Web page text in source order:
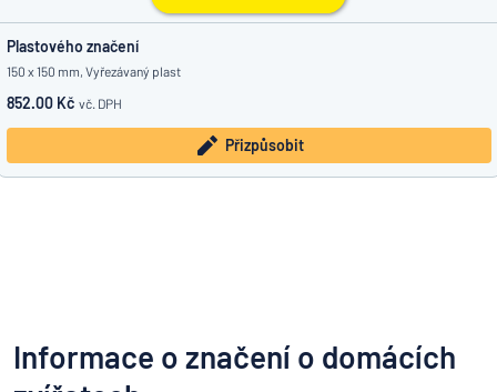
Plastového značení
150 x 150 mm, Vyřezávaný plast
852.00 Kč vč. DPH
Přizpůsobit
Informace o značení o domácích